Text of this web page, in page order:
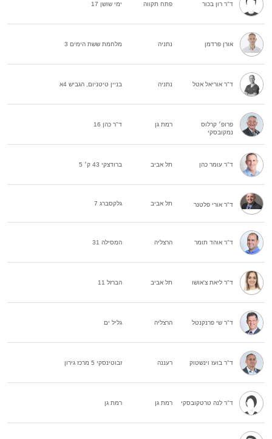
ד"ר רון בכור פתח תקווה ימי שושן 17
אורן פרדמן נתניה מלחמת ששת הימים 3
ד"ר אוריאל אטל נתניה בניין טיטניום, הגביש 4א
פרופ׳ קרלוס
נמקובסקי
רמת גן ד"ר כהן 16
ד"ר עומר כהן תל אביב ברודצקי 43 ק׳ 5
ד"ר אורי פלטנר תל אביב גלקסברג 7
ד"ר אוהד תומר הרצליה המסילה 31
ד"ר ליאת צ'אושו תל אביב הברזל 11
ד"ר שי פרנקנטל הרצליה גליל ים
ד"ר בועז וינשטוק רעננה זבוטינסקי 5 מרכז גירון
ד"ר לנה טרטקובסקי רמת גן רמת גן